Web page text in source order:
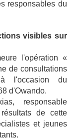
responsables du
visibles sur
l'opération «
de consultations
l'occasion du
d'Owando.
responsable
de cette
et jeunes